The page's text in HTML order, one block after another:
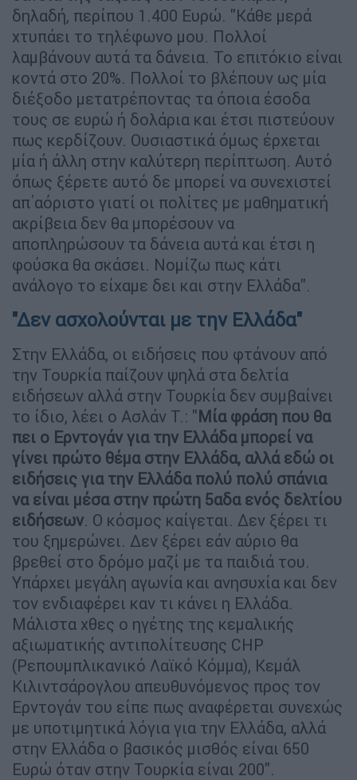
δηλαδή, περίπου 1.400 Ευρώ. "Κάθε μερά
χτυπάει το τηλέφωνο μου. Πολλοί
λαμβάνουν αυτά τα δάνεια. Το επιτόκιο είναι
κοντά στο 20%. Πολλοί το βλέπουν ως μία
διέξοδο μετατρέποντας τα όποια έσοδα
τους σε ευρώ ή δολάρια και έτσι πιστεύουν
πως κερδίζουν. Ουσιαστικά όμως έρχεται
μία ή άλλη στην καλύτερη περίπτωση. Αυτό
όπως ξέρετε αυτό δε μπορεί να συνεχιστεί
απ΄αόριστο γιατί οι πολίτες με μαθηματική
ακρίβεια δεν θα μπορέσουν να
αποπληρώσουν τα δάνεια αυτά και έτσι η
φούσκα θα σκάσει. Νομίζω πως κάτι
ανάλογο το είχαμε δει και στην Ελλάδα".
"Δεν ασχολούνται με την Ελλάδα"
Στην Ελλάδα, οι ειδήσεις που φτάνουν από
την Τουρκία παίζουν ψηλά στα δελτία
ειδήσεων αλλά στην Τουρκία δεν συμβαίνει
το ίδιο, λέει ο Ασλάν Τ.: "Μία φράση που θα
πει ο Ερντογάν για την Ελλάδα μπορεί να
γίνει πρώτο θέμα στην Ελλάδα, αλλά εδώ οι
ειδήσεις για την Ελλάδα πολύ πολύ σπάνια
να είναι μέσα στην πρώτη 5αδα ενός δελτίου
ειδήσεων. Ο κόσμος καίγεται. Δεν ξέρει τι
του ξημερώνει. Δεν ξέρει εάν αύριο θα
βρεθεί στο δρόμο μαζί με τα παιδιά του.
Υπάρχει μεγάλη αγωνία και ανησυχία και δεν
τον ενδιαφέρει καν τι κάνει η Ελλάδα.
Μάλιστα χθες ο ηγέτης της κεμαλικής
αξιωματικής αντιπολίτευσης CHP
(Ρεπουμπλικανικό Λαϊκό Κόμμα), Κεμάλ
Κιλιντσάρογλου απευθυνόμενος προς τον
Ερντογάν του είπε πως αναφέρεται συνεχώς
με υποτιμητικά λόγια για την Ελλάδα, αλλά
στην Ελλάδα ο βασικός μισθός είναι 650
Ευρώ όταν στην Τουρκία είναι 200".